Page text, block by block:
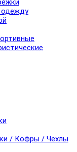
одежду
/ Кофры / Чехлы